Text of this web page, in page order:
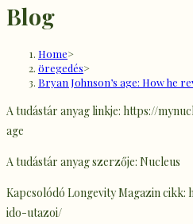
Blog
Home>
öregedés>
Bryan Johnson’s age: How he
A tudástár anyag linkje: https://
age
A tudástár anyag szerzője: Nucleus
Kapcsolódó Longevity Magazin
ido-utazoi/